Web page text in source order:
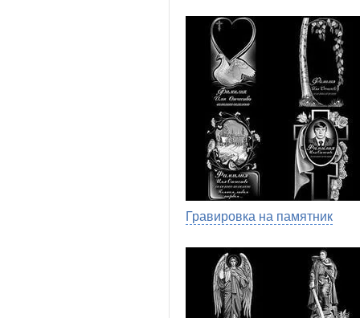
Гравировка на памятник